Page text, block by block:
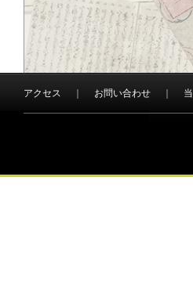
アクセス お問い合わせ